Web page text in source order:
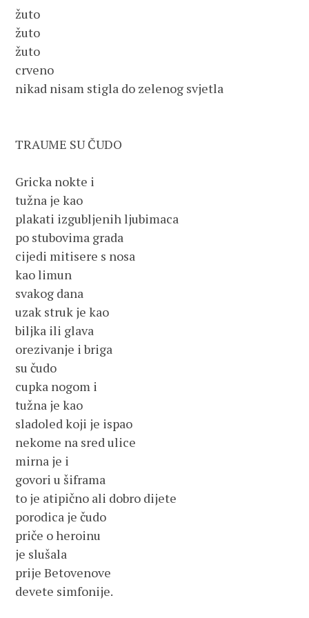
žuto
žuto
žuto
crveno
nikad nisam stigla do zelenog svjetla
TRAUME SU ČUDO
Gricka nokte i
tužna je kao
plakati izgubljenih ljubimaca
po stubovima grada
cijedi mitisere s nosa
kao limun
svakog dana
uzak struk je kao
biljka ili glava
orezivanje i briga
su čudo
cupka nogom i
tužna je kao
sladoled koji je ispao
nekome na sred ulice
mirna je i
govori u šiframa
to je atipično ali dobro dijete
porodica je čudo
priče o heroinu
je slušala
prije Betovenove
devete simfonije.